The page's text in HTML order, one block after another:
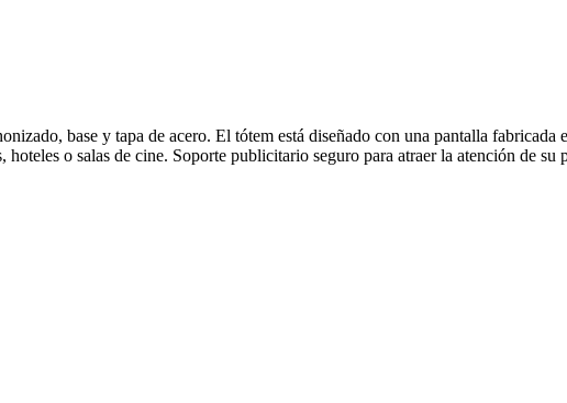
base y tapa de acero. El tótem está diseñado con una pantalla fabricada
o salas de cine. Soporte publicitario seguro para atraer la atención de su